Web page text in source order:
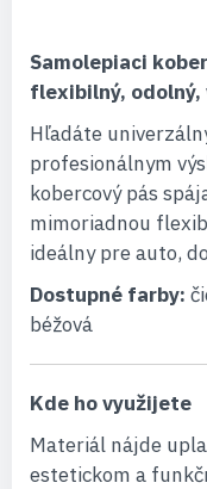
Samolepiaci
flexibilný, odolný,
Hľadáte
profesionálnym
kobercový pás
mimoriadnou
ideálny pre auto,
Dostupné farby:
béžová
Kde ho využijete
Materiál nájde
estetickom a